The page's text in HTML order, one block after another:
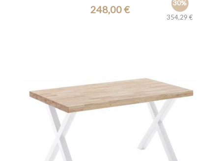
30%
354,29 €
248,00 €